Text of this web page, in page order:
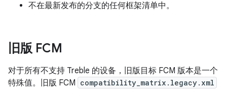
不在最新发布的分支的任何框架清单中。
旧版 FCM
对于所有不支持 Treble 的设备，旧版目标 FCM 版本是一个
特殊值。旧版 FCM compatibility_matrix.legacy.xml